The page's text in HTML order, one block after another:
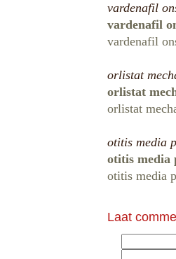
vardenafil
vardenafil
vardenafil
orlistat
orlistat
orlistat
otitis media
otitis media
otitis media
Laat